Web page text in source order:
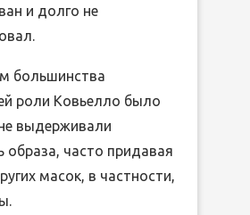
и долго не
большинства
роли Ковьелло было
выдерживали
образа, часто придавая
масок, в частности,